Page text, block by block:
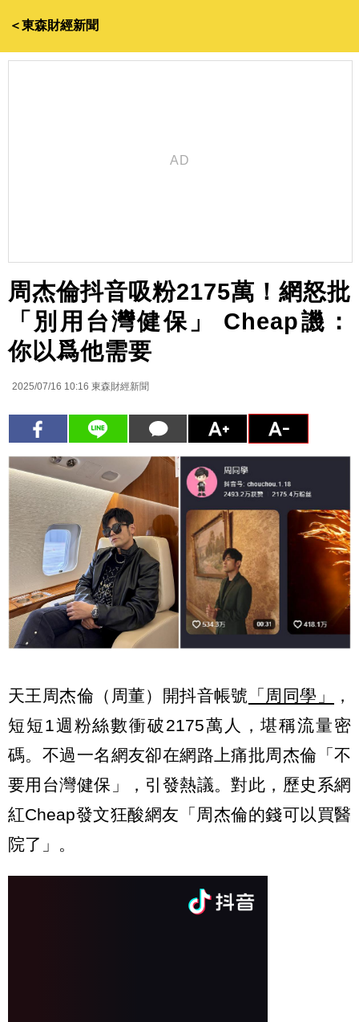
＜東森財經新聞
周杰倫抖音吸粉2175萬！網怒批
「別用台灣健保」 Cheap譏：
你以爲他需要
2025/07/16 10:16 東森財經新聞
天王周杰倫（周董）開抖音帳號 「周同學」
，
短短1週粉絲數衝破2175萬人，堪稱流量密
碼。不過一名網友卻在網路上痛批周杰倫「不
要用台灣健保」，引發熱議。對此，歷史系網
紅Cheap發文狂酸網友「周杰倫的錢可以買醫
院了」。